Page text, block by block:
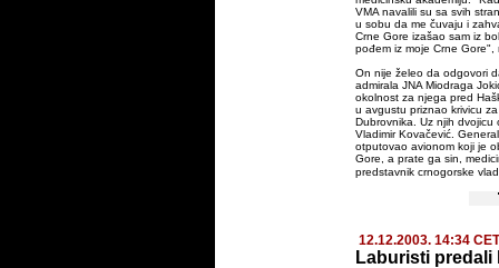
VMA navalili su sa svih
u sobu da me čuvaju i
Crne Gore izašao sam iz
pođem iz moje Crne Gore",
On nije želeo da odgovori
admirala JNA Miodraga
okolnost za njega pred
u avgustu priznao krivicu
Dubrovnika. Uz njih
Vladimir Kovačević.
otputovao avionom koji je
Gore, a prate ga sin,
predstavnik crnogorske
12.12.2003. 14:34 CET
Laburisti predali